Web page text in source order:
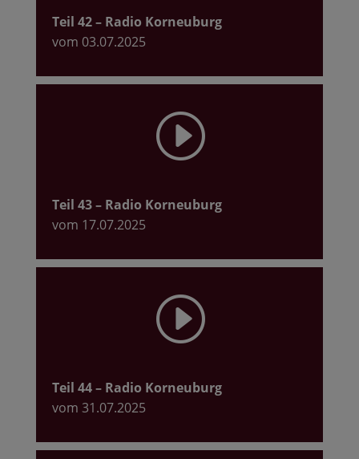
Teil 42– Radio Korneuburg
vom 03.07.2025
I
Teil 43– Radio Korneuburg
vom 17.07.2025
I
Teil 44– Radio Korneuburg
vom 31.07.2025